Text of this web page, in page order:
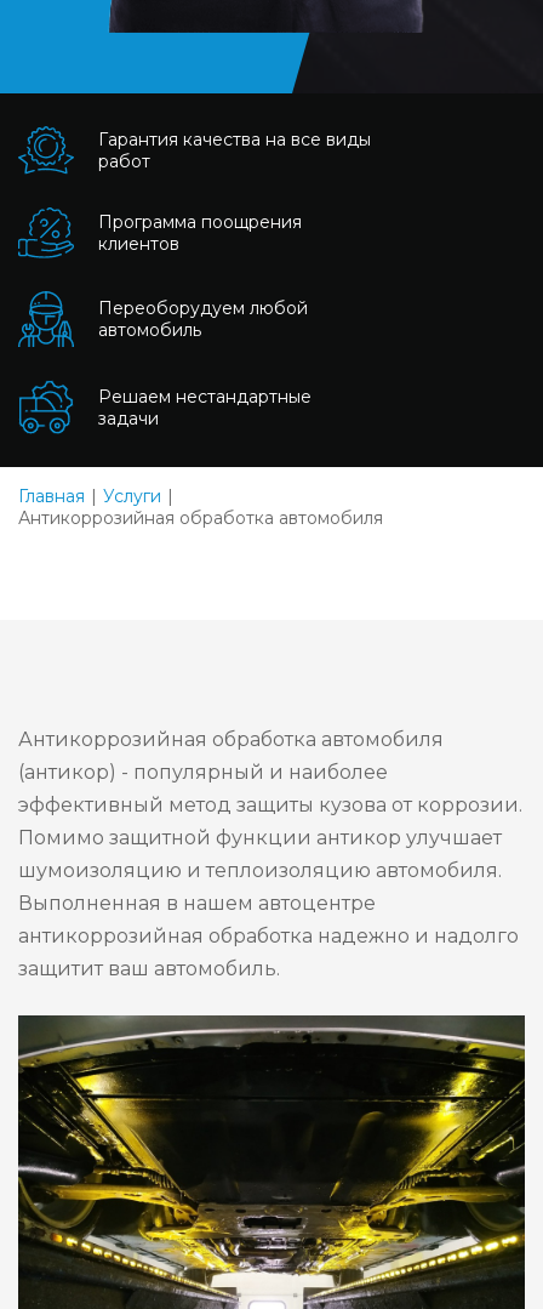
Гарантия качества на все виды
работ
Программа поощрения
клиентов
Переоборудуем любой
автомобиль
Решаем нестандартные
задачи
Главная
Услуги
Антикоррозийная обработка автомобиля
Антикоррозийная обработка автомобиля
(антикор) - популярный и наиболее
эффективный метод защиты кузова от коррозии.
Помимо защитной функции антикор улучшает
шумоизоляцию и теплоизоляцию автомобиля.
Выполненная в нашем автоцентре
антикоррозийная обработка надежно и надолго
защитит ваш автомобиль.